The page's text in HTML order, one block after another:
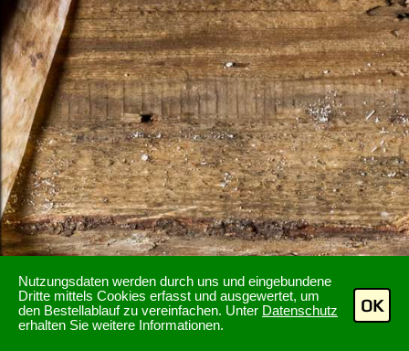
Nutzungsdaten werden durch uns und eingebundene
Dritte mittels Cookies erfasst und ausgewertet, um
den Bestellablauf zu vereinfachen. Unter Datenschutz
erhalten Sie weitere Informationen.
OK